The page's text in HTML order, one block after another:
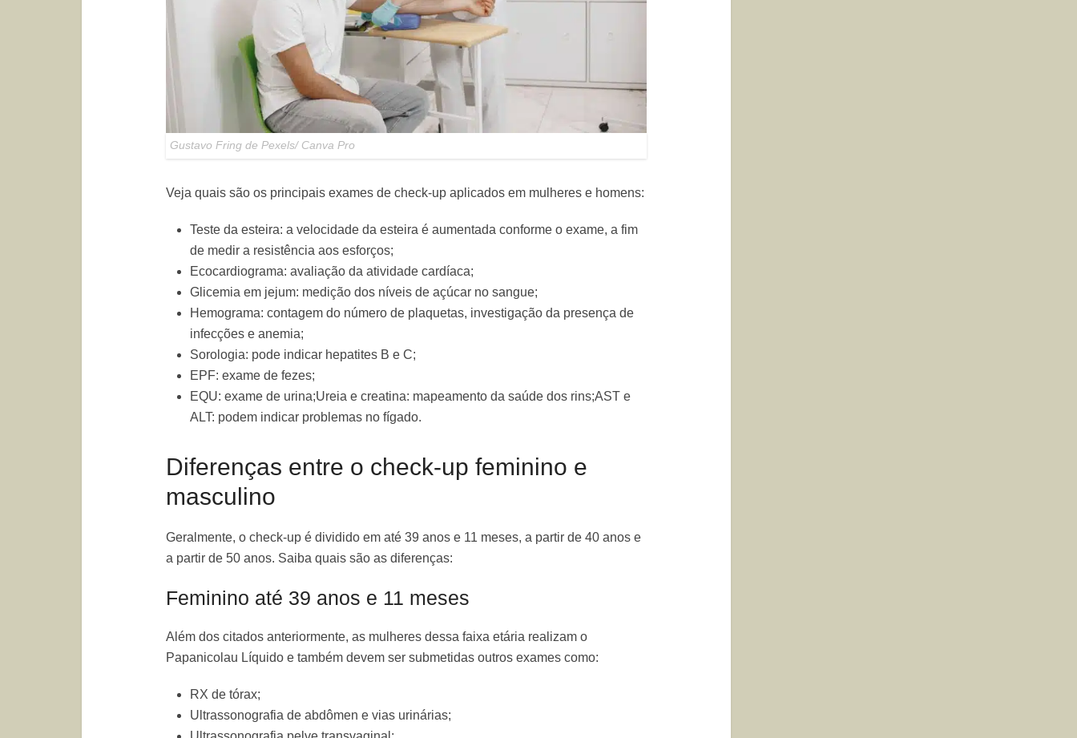
Gustavo Fring de Pexels/ Canva Pro
Veja quais são os principais exames de check-up aplicados em mulheres e homens:
Teste da esteira: a velocidade da esteira é aumentada conforme o exame, a fim
de medir a resistência aos esforços;
Ecocardiograma: avaliação da atividade cardíaca;
Glicemia em jejum: medição dos níveis de açúcar no sangue;
Hemograma: contagem do número de plaquetas, investigação da presença de
infecções e anemia;
Sorologia: pode indicar hepatites B e C;
EPF: exame de fezes;
EQU: exame de urina;Ureia e creatina: mapeamento da saúde dos rins;AST e
ALT: podem indicar problemas no fígado.
Diferenças entre o check-up feminino e
masculino
Geralmente, o check-up é dividido em até 39 anos e 11 meses, a partir de 40 anos e
a partir de 50 anos. Saiba quais são as diferenças:
Feminino até 39 anos e 11 meses
Além dos citados anteriormente, as mulheres dessa faixa etária realizam o
Papanicolau Líquido e também devem ser submetidas outros exames como:
RX de tórax;
Ultrassonografia de abdômen e vias urinárias;